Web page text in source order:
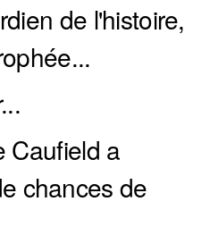
de l'histoire,
Caufield a
chances de